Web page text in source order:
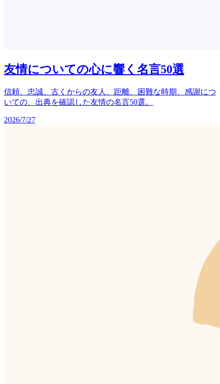
友情についての心に響く名言50選
信頼、忠誠、古くからの友人、距離、困難な時期、感謝につ
いての、出典を確認した友情の名言50選。
2026/7/27